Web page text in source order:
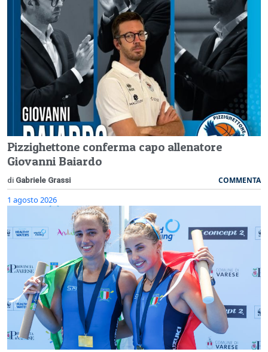
Pizzighettone conferma capo allenatore
Giovanni Baiardo
di Gabriele Grassi COMMENTA
1 agosto 2026